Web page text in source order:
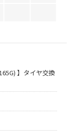
】タイヤ交換